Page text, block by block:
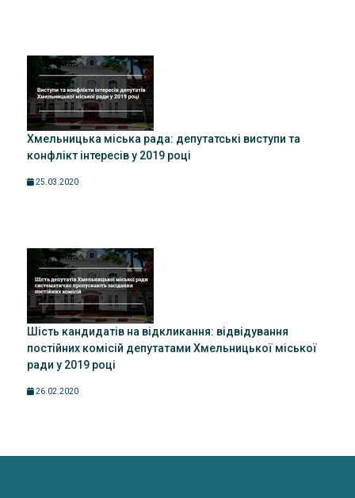
Хмельницька міська рада: депутатські виступи та
конфлікт інтересів у 2019 році
25.03.2020
Шість кандидатів на відкликання: відвідування
постійних комісій депутатами Хмельницької міської
ради у 2019 році
26.02.2020